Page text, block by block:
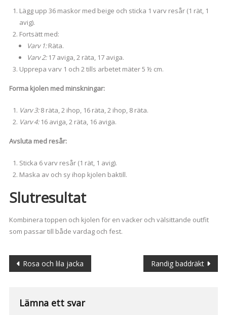
Lägg upp 36 maskor med beige och sticka 1 varv resår (1 rät, 1
avig).
Fortsätt med:
Varv 1:Räta.
Varv 2:17 aviga, 2 räta, 17 aviga.
Upprepa varv 1 och 2 tills arbetet mäter 5 ½ cm.
Forma kjolen med minskningar:
Varv 3:8 räta, 2 ihop, 16 räta, 2 ihop, 8 räta.
Varv 4:16 aviga, 2 räta, 16 aviga.
Avsluta med resår:
Sticka 6 varv resår (1 rät, 1 avig).
Maska av och sy ihop kjolen baktill.
Slutresultat
Kombinera toppen och kjolen för en vacker och välsittande outfit
som passar till både vardag och fest.
Inläggsnavigering
Rosa och lila jacka Randig baddräkt
Lämna ett svar